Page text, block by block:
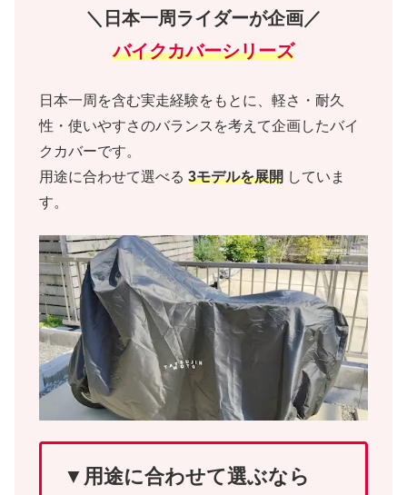
＼日本一周ライダーが企画／
バイクカバーシリーズ
日本一周を含む実走経験をもとに、軽さ・耐久
性・使いやすさのバランスを考えて企画したバイ
クカバーです。
用途に合わせて選べる 3モデルを展開 していま
す。
▼用途に合わせて選ぶなら